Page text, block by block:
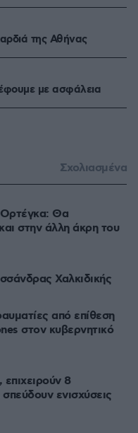
της Αθήνας
με ασφάλεια
Σχολιασμένα
Ορτέγκα: Θα
στην άλλη άκρη του
Χαλκιδικής
από επίθεση
στον κυβερνητικό
8
ενισχύσεις